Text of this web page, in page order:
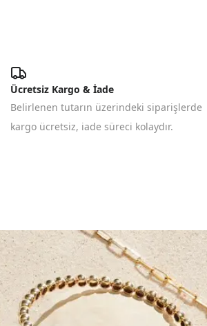
Ücretsiz Kargo & İade
Belirlenen tutarın üzerindeki siparişlerde
kargo ücretsiz, iade süreci kolaydır.